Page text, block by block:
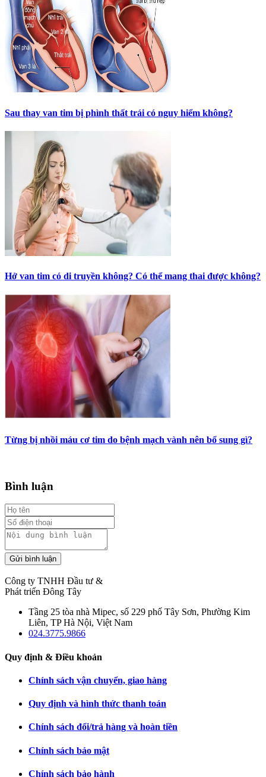
Sau thay van tim bị phình thất trái có nguy hiểm không?
Hở van tim có di truyền không? Có thể mang thai được không?
Từng bị nhồi máu cơ tim do bệnh mạch vành nên bổ sung gì?
Bình luận
Gửi bình luận
Công ty TNHH Đầu tư &
Phát triển Đông Tây
Tầng 25 tòa nhà Mipec, số 229 phố Tây Sơn, Phường Kim
Liên, TP Hà Nội, Việt Nam
024.3775.9866
Quy định & Điều khoản
Chính sách vận chuyển, giao hàng
Quy định và hình thức thanh toán
Chính sách đổi/trả hàng và hoàn tiền
Chính sách bảo mật
Chính sách bảo hành